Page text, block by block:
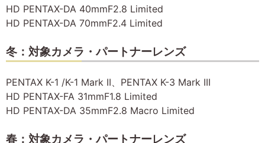
HD PENTAX-DA 40mmF2.8 Limited
HD PENTAX-DA 70mmF2.4 Limited
冬：対象カメラ・パートナーレンズ
PENTAX K-1 /K-1 Mark II、PENTAX K-3 Mark III
HD PENTAX-FA 31mmF1.8 Limited
HD PENTAX-DA 35mmF2.8 Macro Limited
春：対象カメラ・パートナーレンズ